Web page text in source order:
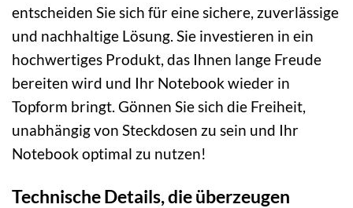
entscheiden Sie sich für eine sichere, zuverlässige
und nachhaltige Lösung. Sie investieren in ein
hochwertiges Produkt, das Ihnen lange Freude
bereiten wird und Ihr Notebook wieder in
Topform bringt. Gönnen Sie sich die Freiheit,
unabhängig von Steckdosen zu sein und Ihr
Notebook optimal zu nutzen!
Technische Details, die überzeugen